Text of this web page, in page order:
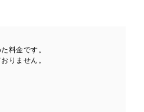
料金です。
りません。